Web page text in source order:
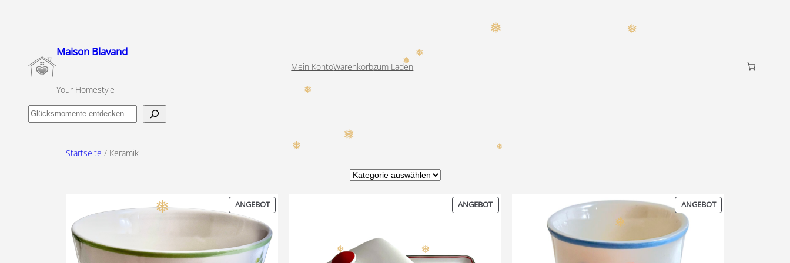
Maison Blavand
Your Homestyle
Mein KontoWarenkorbzum Laden
Finde
dein
Startseite / Keramik
Produkt-Kategorien
ANGEBOTPRODUKT
IM
ANGEBOT
ANGEBOTPRODUKT
IM
ANGEBOTPRODUKT
IM